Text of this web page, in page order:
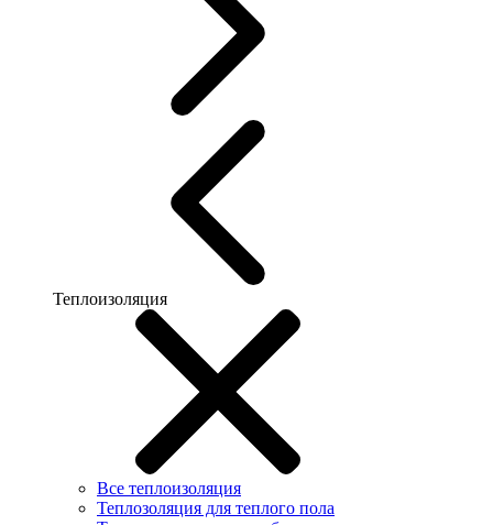
Теплоизоляция
Все теплоизоляция
Теплозоляция для теплого пола